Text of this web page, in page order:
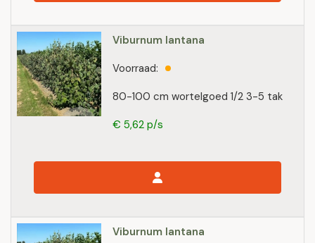
Viburnum lantana
80-100 cm wortelgoed 1/2 3-5 tak
Voorraad:
€ 5,62 p/s
Viburnum lantana